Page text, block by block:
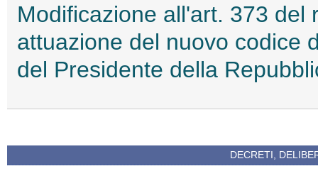
Modificazione all'art. 373 del
attuazione del nuovo codice
del Presidente della
DECRETI,